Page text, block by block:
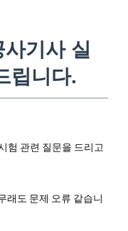
기사 실
립니다.
험 관련 질문을 드리고
래도 문제 오류 같습니